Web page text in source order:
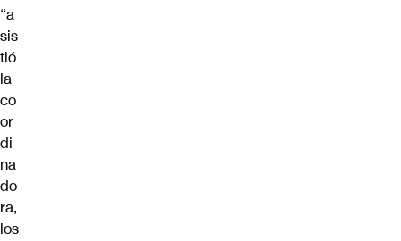
“a
sis
tió
la
co
or
di
na
do
ra,
los